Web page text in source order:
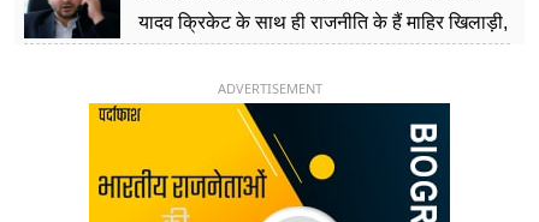
यादव क्रिकेट के साथ ही राजनीति के हैं माहिर खिलाड़ी,
ADVERTISEMENT